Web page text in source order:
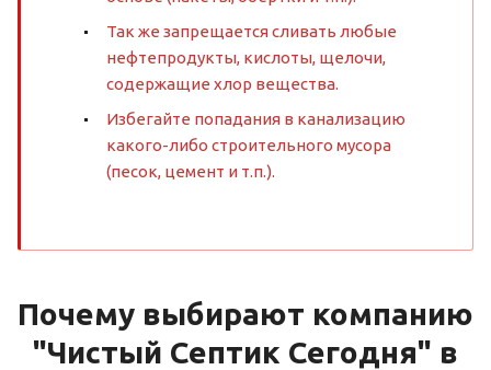
Так же запрещается сливать любые
нефтепродукты, кислоты, щелочи,
содержащие хлор вещества.
Избегайте попадания в канализацию
какого-либо строительного мусора
(песок, цемент и т.п.).
Почему выбирают компанию
"Чистый Септик Сегодня" в